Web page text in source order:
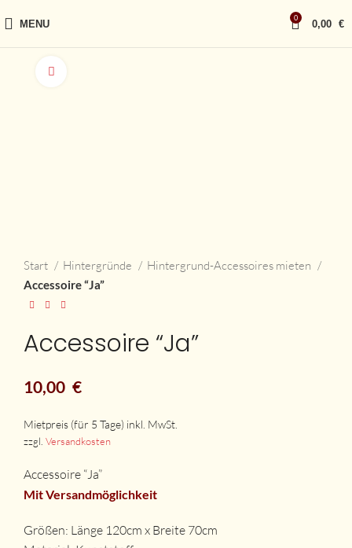
MENU 0 0,00 €
Start Hintergründe Hintergrund-Accessoires mieten
Accessoire “Ja”
Accessoire “Ja”
10,00 €
zzgl. Versandkosten
Accessoire “Ja”
Mit Versandmöglichkeit
Größen: Länge 120cm x Breite 70cm